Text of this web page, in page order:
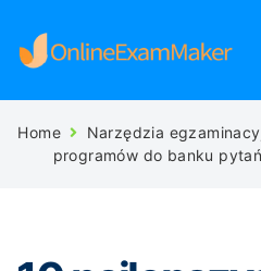
Home Narzędzia
programów do banku